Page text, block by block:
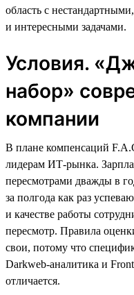
область с
и интересными задачами.
Условия.
набор»
компании
В плане компенсаций
лидерам ИТ-рынка.
пересмотрами дважды в
за полгода как раз
и качестве работы
пересмотр. Правила
свои, потому что
Darkweb-аналитика и
отличается.